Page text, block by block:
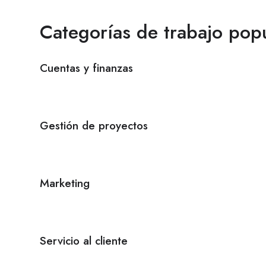
Categorías de trabajo
Cuentas y finanzas
Gestión de proyectos
Marketing
Servicio al cliente